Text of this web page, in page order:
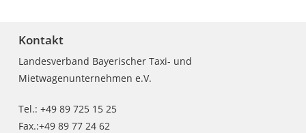
Kontakt
Landesverband Bayerischer Taxi- und
Mietwagenunternehmen e.V.
Tel.: +49 89 725 15 25
Fax.:+49 89 77 24 62